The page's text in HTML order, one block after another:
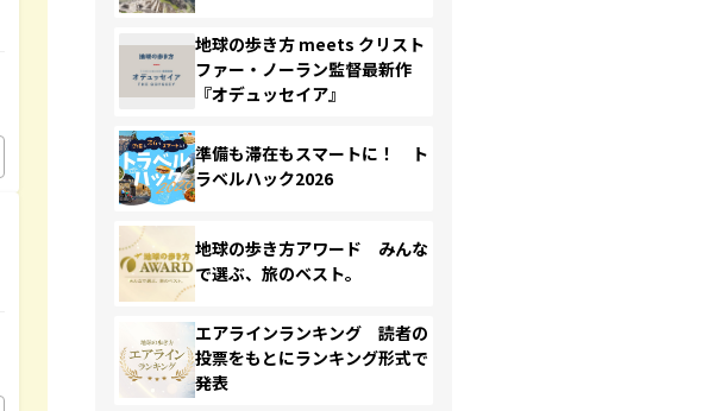
地球の歩き方 meets クリスト
ファー・ノーラン監督最新作
『オデュッセイア』
準備も滞在もスマートに！ ト
ラベルハック2026
地球の歩き方アワード みんな
で選ぶ、旅のベスト。
エアラインランキング 読者の
投票をもとにランキング形式で
発表